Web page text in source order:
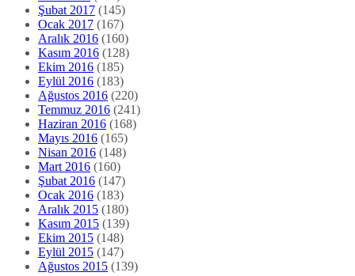
Şubat 2017 (145)
Ocak 2017 (167)
Aralık 2016 (160)
Kasım 2016 (128)
Ekim 2016 (185)
Eylül 2016 (183)
Ağustos 2016 (220)
Temmuz 2016 (241)
Haziran 2016 (168)
Mayıs 2016 (165)
Nisan 2016 (148)
Mart 2016 (160)
Şubat 2016 (147)
Ocak 2016 (183)
Aralık 2015 (180)
Kasım 2015 (139)
Ekim 2015 (148)
Eylül 2015 (147)
Ağustos 2015 (139)